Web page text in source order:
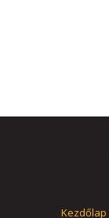
Kezdőlap